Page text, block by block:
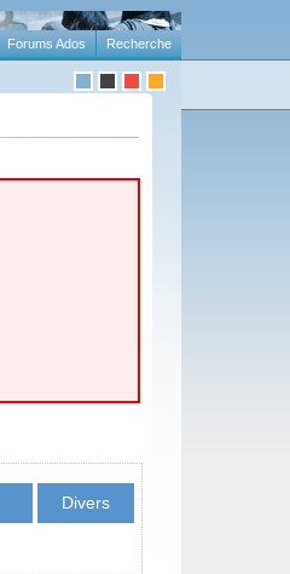
Recherche
Forums Ados
Divers